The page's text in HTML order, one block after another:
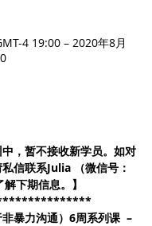
4 19:00 – 2020年8月
中，暂不接收新学员。如对
信联系Julia （微信号：
下期信息。】
暴力沟通）6周系列课  –